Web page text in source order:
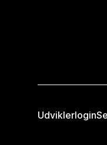
Udviklerlogin